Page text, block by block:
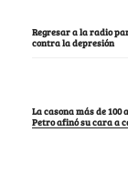
Regresar a la radio
contra la depresión
La casona más de 100
Petro afinó su cara a